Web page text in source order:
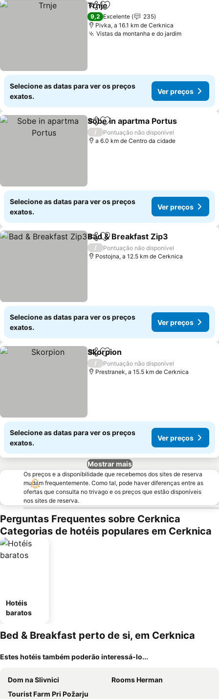
PartilharAdicionar aos favoritos
Trnje
9,2 Excelente
235
Pivka, a 16.1 km de Cerknica
Vistas da montanha e do jardim
Selecione as datas para ver os preços
exatos.
Ver preços
PartilharAdicionar aos favoritos
Sobe in apartma Portus
/
Pontuação não disponível
a 6.0 km de Centro da cidade
Selecione as datas para ver os preços
exatos.
Ver preços
PartilharAdicionar aos favoritos
Bad & Breakfast Zip3
/
Pontuação não disponível
Postojna, a 12.5 km de Cerknica
Selecione as datas para ver os preços
exatos.
Ver preços
PartilharAdicionar aos favoritos
Skorpion
/
Pontuação não disponível
Prestranek, a 15.5 km de Cerknica
Selecione as datas para ver os preços
exatos.
Ver preços
Mostrar mais
Os preços e a disponibilidade que recebemos dos sites de reserva
mudam frequentemente. Como tal, pode haver diferenças entre as
ofertas que consulta no trivago e os preços que estão disponíveis
nos sites de reserva.
Perguntas Frequentes sobre Cerknica
Categorias de hotéis populares em Cerknica
Hotéis
baratos
Bed & Breakfast perto de si, em Cerknica
Estes hotéis também poderão interessá-lo...
Dom na Slivnici
Rooms Herman
Tourist Farm Pri Požarju